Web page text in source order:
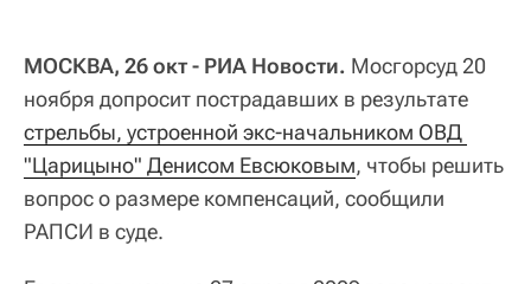
МОСКВА, 26 окт - РИА Новости. Мосгорсуд 20
ноября допросит пострадавших в результате
стрельбы, устроенной экс-начальником ОВД
"Царицыно" Денисом Евсюковым, чтобы решить
вопрос о размере компенсаций, сообщили
РАПСИ в суде.